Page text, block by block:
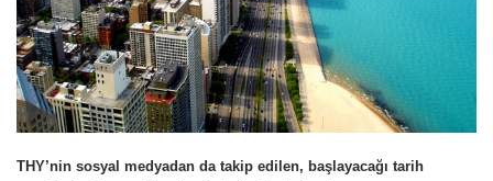
THY’nin sosyal medyadan da takip edilen, başlayacağı tarih